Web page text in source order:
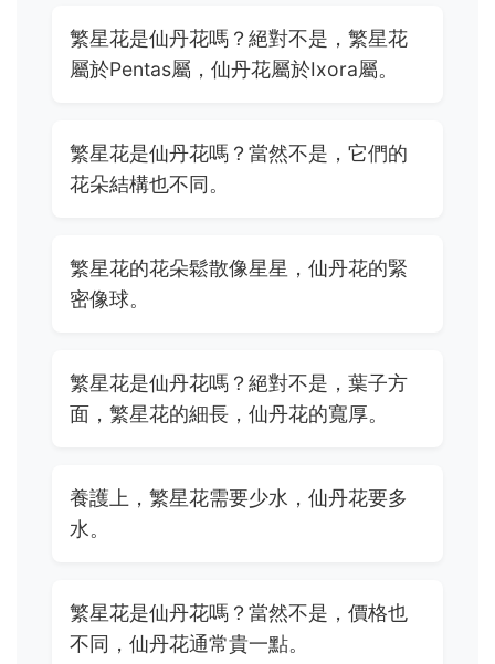
繁星花是仙丹花嗎？絕對不是，繁星花
屬於Pentas屬，仙丹花屬於Ixora屬。
繁星花是仙丹花嗎？當然不是，它們的
花朵結構也不同。
繁星花的花朵鬆散像星星，仙丹花的緊
密像球。
繁星花是仙丹花嗎？絕對不是，葉子方
面，繁星花的細長，仙丹花的寬厚。
養護上，繁星花需要少水，仙丹花要多
水。
繁星花是仙丹花嗎？當然不是，價格也
不同，仙丹花通常貴一點。